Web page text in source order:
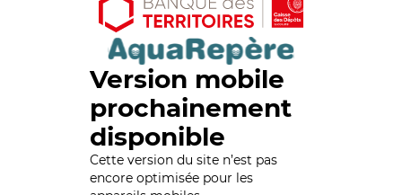
Version mobile
prochainement
disponible
Cette version du site n’est pas
encore optimisée pour les